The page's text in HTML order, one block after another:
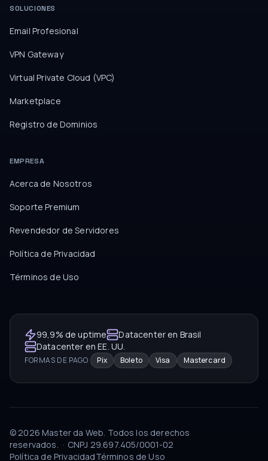
SOLUCIONES
Email Profesional
VPN Gateway
Virtual Private Cloud (VPC)
Marketplace
Registro de Dominios
EMPRESA
Acerca de Nosotros
Soporte Premium
Revendedor de Servidores
Política de Privacidad
Términos de Uso
99,9% de uptime
Datacenter en Brasil
Datacenter en EE. UU.
FORMAS DE PAGO Pix Boleto Visa Mastercard
© 2026 Master da Web. Todos los derechos
reservados. · CNPJ 29.697.405/0001-02
Política de PrivacidadTérminos de Uso